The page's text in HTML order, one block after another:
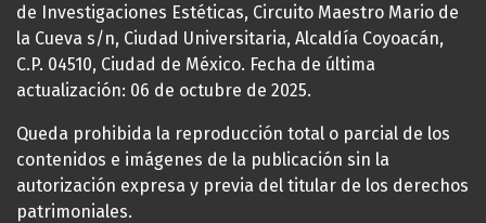
de Investigaciones Estéticas, Circuito Maestro Mario de
la Cueva s/n, Ciudad Universitaria, Alcaldía Coyoacán,
C.P. 04510, Ciudad de México. Fecha de última
actualización: 06 de octubre de 2025.
Queda prohibida la reproducción total o parcial de los
contenidos e imágenes de la publicación sin la
autorización expresa y previa del titular de los derechos
patrimoniales.